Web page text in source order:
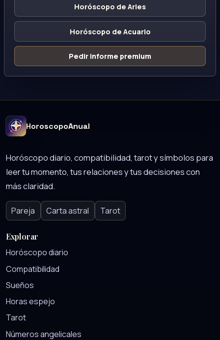
Horóscopo de Aries
Horóscopo de Acuario
Pedir informe premium
HoroscopoAnual
Horóscopo diario, compatibilidad, tarot y símbolos para
leer tu momento, tus relaciones y tus decisiones con
más claridad.
Pareja Carta astral Tarot
Explorar
Horóscopo diario
Compatibilidad
Sueños
Horas espejo
Tarot
Números angelicales